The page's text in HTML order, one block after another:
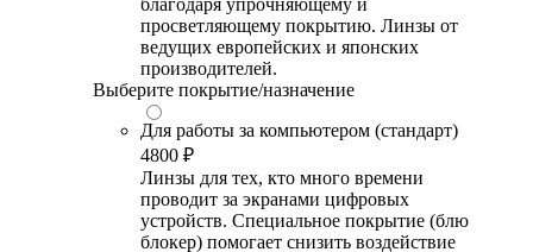
благодаря упрочняющему и
просветляющему покрытию. Линзы от
ведущих европейских и японских
производителей.
Выберите покрытие/назначение
Для работы за компьютером (стандарт)
4800 ₽
Линзы для тех, кто много времени
проводит за экранами цифровых
устройств. Специальное покрытие (блю
блокер) помогает снизить воздействие